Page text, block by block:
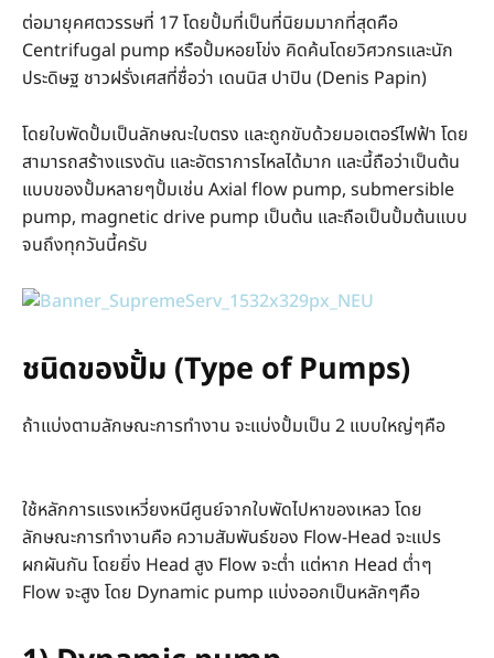
ต่อมายุคศตวรรษที่ 17 โดยปั้มที่เป็นที่นิยมมากที่สุดคือ
Centrifugal pump หรือปั้มหอยโข่ง คิดค้นโดยวิศวกรและนัก
ประดิษฐ ชาวฝรั่งเศสที่ชื่อว่า เดนนิส ปาปิน (Denis Papin)
โดยใบพัดปั้มเป็นลักษณะใบตรง และถูกขับด้วยมอเตอร์ไฟฟ้า โดย
สามารถสร้างแรงดัน และอัตราการไหลได้มาก และนี้ถือว่าเป็นต้น
แบบของปั้มหลายๆปั้มเช่น Axial flow pump, submersible
pump, magnetic drive pump เป็นต้น และถือเป็นปั้มต้นแบบ
จนถึงทุกวันนี้ครับ
ชนิดของปั้ม (Type of Pumps)
ถ้าแบ่งตามลักษณะการทำงาน จะแบ่งปั้มเป็น 2 แบบใหญ่ๆคือ
ใช้หลักการแรงเหวี่ยงหนีศูนย์จากใบพัดไปหาของเหลว โดย
ลักษณะการทำงานคือ ความสัมพันธ์ของ Flow-Head จะแปร
ผกผันกัน โดยยิ่ง Head สูง Flow จะต่ำ แต่หาก Head ต่ำๆ
Flow จะสูง โดย Dynamic pump แบ่งออกเป็นหลักๆคือ